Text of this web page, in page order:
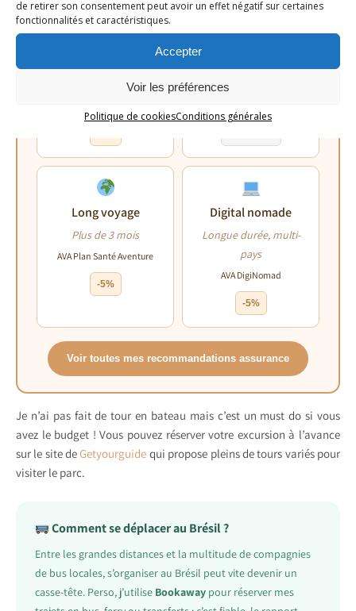
de retirer son consentement peut avoir un effet négatif sur certaines
fonctionnalités et caractéristiques.
Accepter
Voir les préférences
Politique de cookiesConditions générales
Moins de 3 mois Plus de 3 mois
Long voyage
Plus de 3 mois
AVA Plan Santé Aventure
-5%
Digital nomade
Longue durée, multi-
pays
AVA DigiNomad
-5%
Voir toutes mes recommandations assurance
Je n’ai pas fait de tour en bateau mais c’est un must do si vous
avez le budget ! Vous pouvez réserver votre excursion à l’avance
sur le site deGetyourguide qui propose pleins de tours variés pour
visiter le parc.
Comment se déplacer au Brésil ?
Entre les grandes distances et la multitude de compagnies
de bus locales, s’organiser au Brésil peut vite devenir un
casse-tête. Perso, j’utilise Bookaway pour réserver mes